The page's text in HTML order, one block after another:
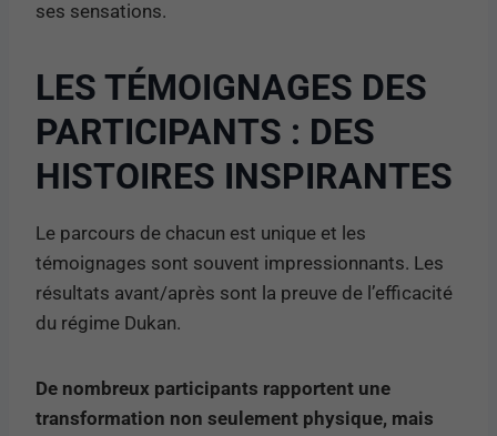
ses sensations.
LES TÉMOIGNAGES DES
PARTICIPANTS : DES
HISTOIRES INSPIRANTES
Le parcours de chacun est unique et les
témoignages sont souvent impressionnants. Les
résultats avant/après sont la preuve de l’efficacité
du régime Dukan.
De nombreux participants rapportent une
transformation non seulement physique, mais